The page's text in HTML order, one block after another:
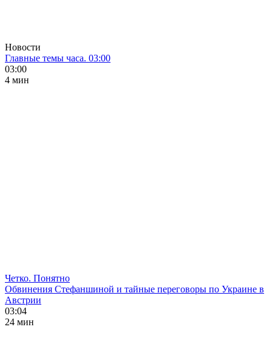
Новости
Главные темы часа. 03:00
03:00
4 мин
Четко. Понятно
Обвинения Стефаншиной и тайные переговоры по Украине в
Австрии
03:04
24 мин